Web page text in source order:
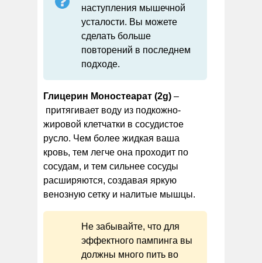
наступления мышечной
усталости. Вы можете
сделать больше
повторений в последнем
подходе.
Глицерин Моностеарат (2g) –
притягивает воду из подкожно-
жировой клетчатки в сосудистое
русло. Чем более жидкая ваша
кровь, тем легче она проходит по
сосудам, и тем сильнее сосуды
расширяются, создавая яркую
венозную сетку и налитые мышцы.
Не забывайте, что для
эффектного пампинга вы
должны много пить во